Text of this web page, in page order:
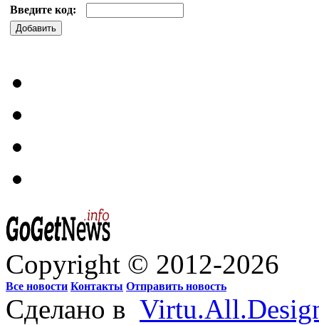
Введите код:
Добавить
Copyright © 2012-2026
Все новости Контакты Отправить новость
Сделано в